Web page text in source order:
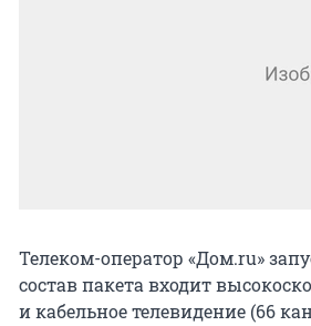
Телеком-оператор «Дом.ru»
состав пакета входит
и кабельное телевидение (66